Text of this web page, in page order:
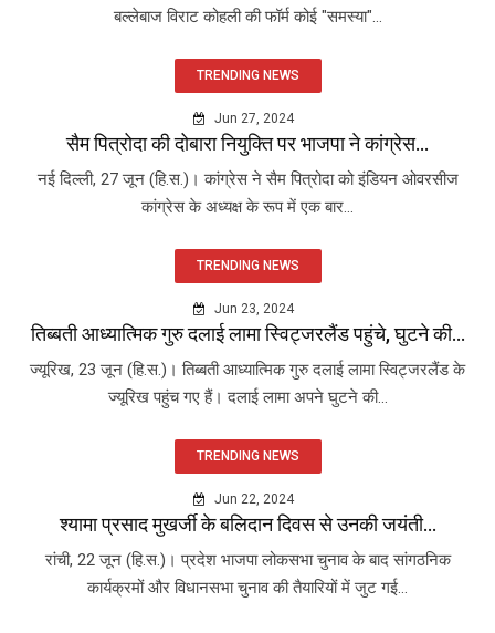
बल्लेबाज विराट कोहली की फॉर्म कोई "समस्या"...
TRENDING NEWS
Jun 27, 2024
सैम पित्रोदा की दोबारा नियुक्ति पर भाजपा ने कांग्रेस...
नई दिल्ली, 27 जून (हि.स.)। कांग्रेस ने सैम पित्रोदा को इंडियन ओवरसीज
कांग्रेस के अध्यक्ष के रूप में एक बार...
TRENDING NEWS
Jun 23, 2024
तिब्बती आध्यात्मिक गुरु दलाई लामा स्विट्जरलैंड पहुंचे, घुटने की...
ज्यूरिख, 23 जून (हि.स.)। तिब्बती आध्यात्मिक गुरु दलाई लामा स्विट्जरलैंड के
ज्यूरिख पहुंच गए हैं। दलाई लामा अपने घुटने की...
TRENDING NEWS
Jun 22, 2024
श्यामा प्रसाद मुखर्जी के बलिदान दिवस से उनकी जयंती...
रांची, 22 जून (हि.स.)। प्रदेश भाजपा लोकसभा चुनाव के बाद सांगठनिक
कार्यक्रमों और विधानसभा चुनाव की तैयारियों में जुट गई...